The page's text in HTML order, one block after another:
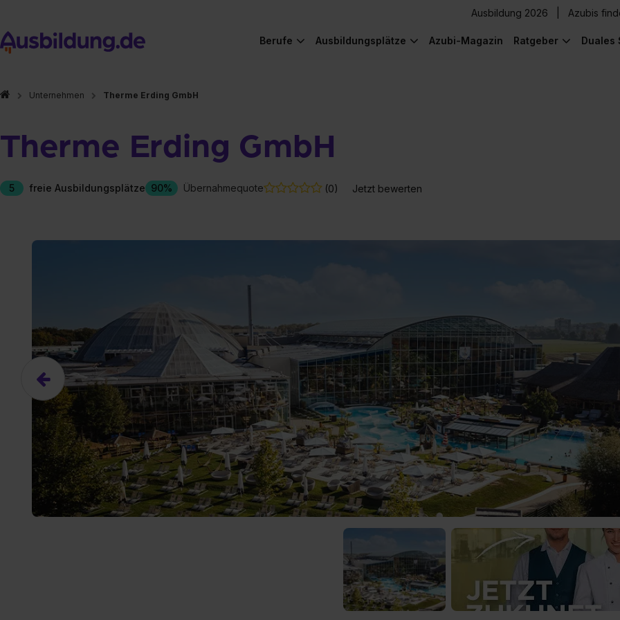
Ausbildung 2026 Azubis
Berufe Ausbildungsplätze Azubi-Magazin Ratgeber Duales
Unternehmen Therme Erding GmbH
Therme Erding GmbH
5 freie Ausbildungsplätze 90% Übernahmequote (0) Jetzt bewerten
Das hier ist ein Platzhalter für Video-Content von YouTube. Neugierig? Dann schalte die Inhalte jetzt
frei.
Ja, ich erlaube die externen Inhalte von YouTube.
Ich bin damit einverstanden, dass mir die externen Inhalte angezeigt werden. Personenbezogene Daten
an Drittplattformen übermittelt werden. Mehr Infos gibt es in derDatenschutzerklärung.